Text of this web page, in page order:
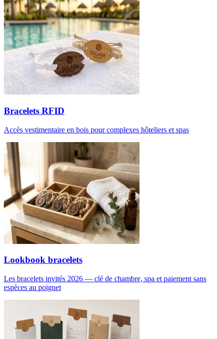
Bracelets RFID
Accès vestimentaire en bois pour complexes hôteliers et spas
Lookbook bracelets
Les bracelets invités 2026 — clé de chambre, spa et paiement sans
espèces au poignet